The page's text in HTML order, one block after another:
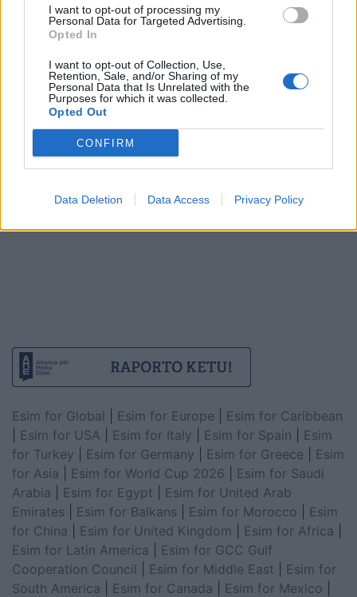
I want to opt-out of processing my
Personal Data for Targeted Advertising.
Opted In
I want to opt-out of Collection, Use,
Retention, Sale, and/or Sharing of my
Personal Data that Is Unrelated with the
Purposes for which it was collected.
Opted Out
CONFIRM
Data Deletion Data Access Privacy Policy
VIDEO/ Ndërhyrja “horror” e
ndëshkohet me të kuq dhe
gjobë
Esim for Global Esim for Europe
Esim for Caribbean
Esim for USA Esim for Italy Esim for Spain
Esim
for Turkey
Esim for Germany Esim for Greece
Esim
for Asia
Esim for World Cup 2026
Esim for Saudi
Arabia
Esim for Egypt
Esim for United Arab
Emirates
Esim for Balkans Esim for Morocco
Esim
for China
Esim for United Kingdom Esim for Africa
Esim for Latin America
Esim for GCC Gulf
Cooperation Council
Esim for Middle East
Esim for
South America
Esim for Canada Esim for Mexico